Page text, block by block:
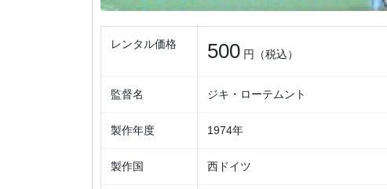
レンタル価格 500 円（税込）
監督名 ジキ・ローテムント
製作年度 1974年
製作国 西ドイツ